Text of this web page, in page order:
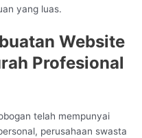
yang luas.
Website
Profesional
telah mempunyai
perusahaan swasta